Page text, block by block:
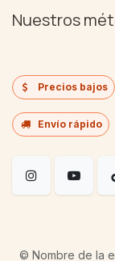
Nuestros
Precios bajos
Envío rápido
© Nombre de la